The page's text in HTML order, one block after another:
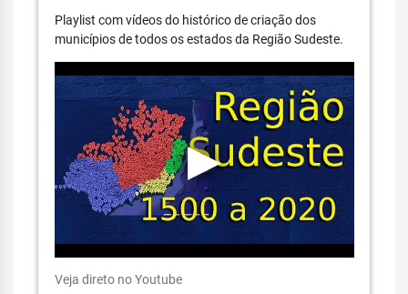
Playlist com vídeos do histórico de criação dos
municípios de todos os estados da Região Sudeste.
Veja direto no Youtube